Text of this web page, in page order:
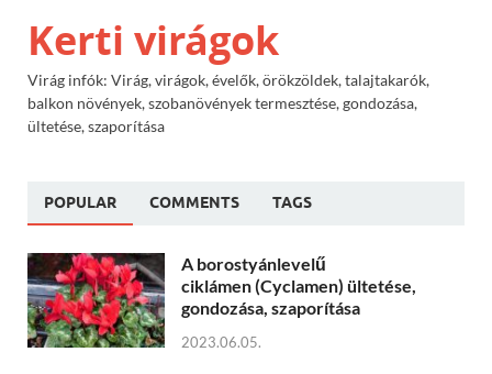
Kerti virágok
Virág infók: Virág, virágok, évelők, örökzöldek, talajtakarók,
balkon növények, szobanövények termesztése, gondozása,
ültetése, szaporítása
POPULAR COMMENTS TAGS
A borostyánlevelű
ciklámen (Cyclamen) ültetése,
gondozása, szaporítása
2023.06.05.